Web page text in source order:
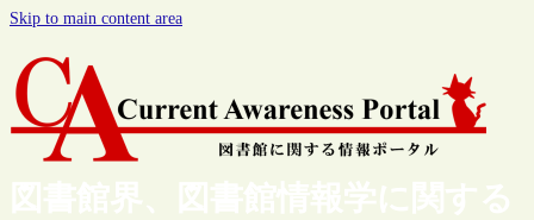
Skip to main content area
図書館界、図書館情報学に関する